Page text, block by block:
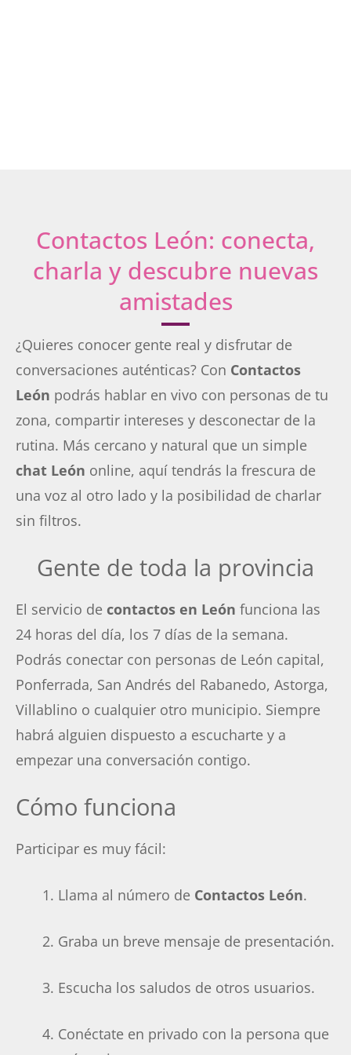
Contactos León: conecta,
charla y descubre nuevas
amistades
¿Quieres conocer gente real y disfrutar de
conversaciones auténticas? Con Contactos
León podrás hablar en vivo con personas de tu
zona, compartir intereses y desconectar de la
rutina. Más cercano y natural que un simple
chat León online, aquí tendrás la frescura de
una voz al otro lado y la posibilidad de charlar
sin filtros.
Gente de toda la provincia
El servicio de contactos en León funciona las
24 horas del día, los 7 días de la semana.
Podrás conectar con personas de León capital,
Ponferrada, San Andrés del Rabanedo, Astorga,
Villablino o cualquier otro municipio. Siempre
habrá alguien dispuesto a escucharte y a
empezar una conversación contigo.
Cómo funciona
Participar es muy fácil:
Llama al número de Contactos León.
Graba un breve mensaje de presentación.
Escucha los saludos de otros usuarios.
Conéctate en privado con la persona que